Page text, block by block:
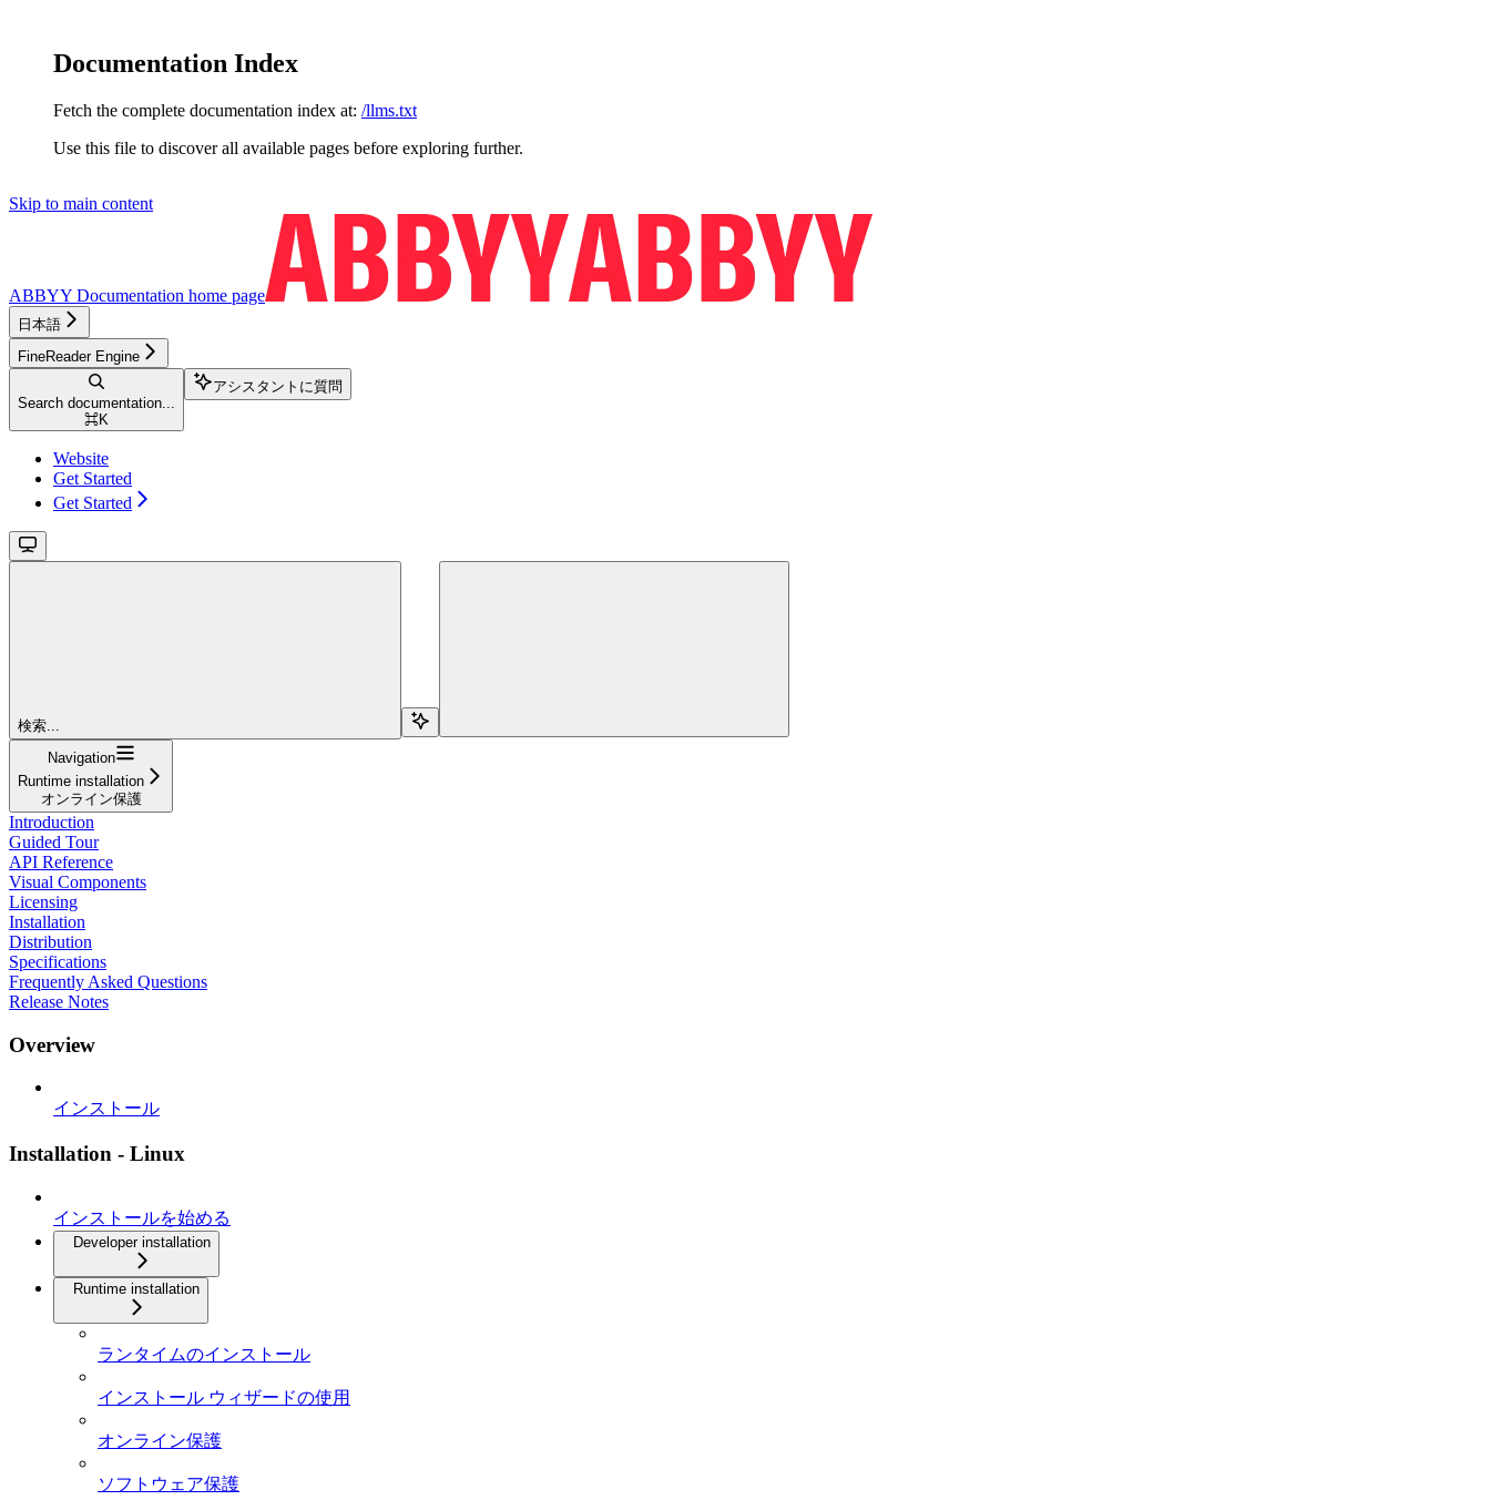
Documentation Index
Fetch the complete documentation index at: /llms.txt
Use this file to discover all available pages before exploring further.
Skip to main content
ABBYY Documentation home page
日本語
FineReader Engine
Search documentation...
⌘K
アシスタントに質問
Website
Get Started
Get Started
検索...
Navigation
Runtime installation
オンライン保護
Introduction
Guided Tour
API Reference
Visual Components
Licensing
Installation
Distribution
Specifications
Frequently Asked Questions
Release Notes
Overview
インストール
Installation - Linux
インストールを始める
Developer installation
Runtime installation
ランタイムのインストール
インストール ウィザードの使用
オンライン保護
ソフトウェア保護